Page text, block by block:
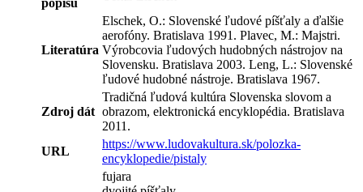
Literatúra
Elschek, O.: Slovenské ľudové píšťaly a ďalšie
aerofóny. Bratislava 1991. Plavec, M.: Majstri.
Výrobcovia ľudových hudobných nástrojov na
Slovensku. Bratislava 2003. Leng, L.: Slovenské
ľudové hudobné nástroje. Bratislava 1967.
Zdroj dát
Tradičná ľudová kultúra Slovenska slovom a
obrazom, elektronická encyklopédia. Bratislava
2011.
URL
https://www.ludovakultura.sk/polozka-
encyklopedie/pistaly
fujara